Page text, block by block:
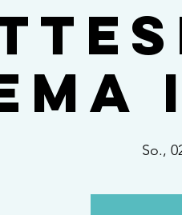
So.,